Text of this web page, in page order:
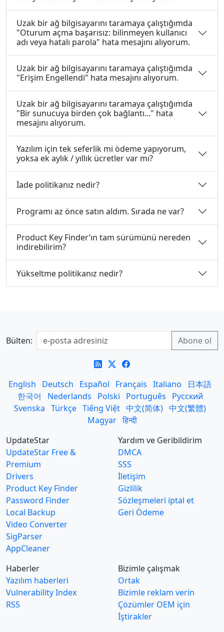
Uzak bir ağ bilgisayarını taramaya çalıştığımda
"Oturum açma başarısız: bilinmeyen kullanıcı
adı veya hatalı parola" hata mesajını alıyorum.
Uzak bir ağ bilgisayarını taramaya çalıştığımda
"Erişim Engellendi" hata mesajını alıyorum.
Uzak bir ağ bilgisayarını taramaya çalıştığımda
"Bir sunucuya birden çok bağlantı..." hata
mesajını alıyorum.
Yazılım için tek seferlik mi ödeme yapıyorum,
yoksa ek aylık / yıllık ücretler var mı?
İade politikanız nedir?
Programı az önce satın aldım. Sırada ne var?
Product Key Finder’ın tam sürümünü nereden
indirebilirim?
Yükseltme politikanız nedir?
Bülten:
English Deutsch Español Français Italiano
日本語
한국어
Nederlands Polski Português
Русский
Svenska Türkçe Tiếng Việt 中文(简体) 中文(繁體)
Magyar हिन्दी
UpdateStar
UpdateStar Free &
Premium
Drivers
Product Key Finder
Password Finder
Local Backup
Video Converter
SigParser
AppCleaner
Yardım ve Geribildirim
DMCA
SSS
İletişim
Gizlilik
Sözleşmeleri iptal et
Geri Ödeme
Haberler
Yazılım haberleri
Vulnerability Index
RSS
Bizimle çalışmak
Ortak
Bizimle reklam verin
Çözümler OEM için
İştirakler